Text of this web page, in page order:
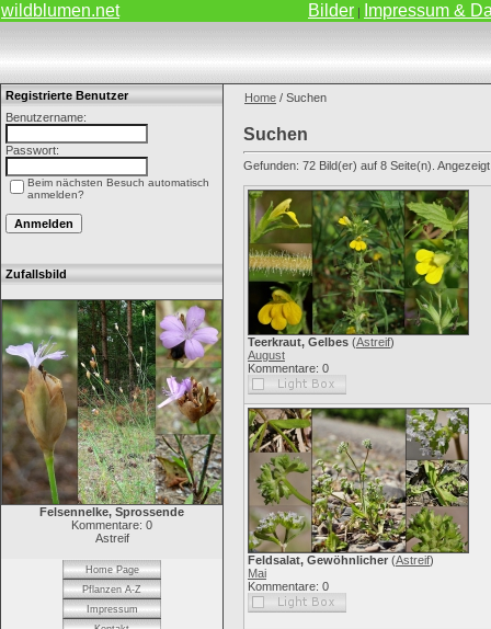
wildblumen.net Bilder | Impressum &
Registrierte Benutzer
Benutzername:
Passwort:
Beim nächsten Besuch automatisch
anmelden?
Zufallsbild
Felsennelke, Sprossende
Kommentare: 0
Astreif
Home Page
Pflanzen A-Z
Impressum
Home / Suchen
Suchen
Gefunden: 72 Bild(er) auf 8 Seite(n).
Teerkraut, Gelbes (Astreif)
August
Kommentare: 0
Feldsalat, Gewöhnlicher (Astreif)
Mai
Kommentare: 0